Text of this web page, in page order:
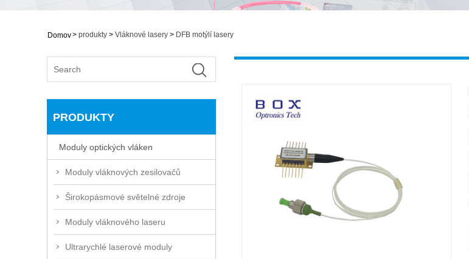
Domov> produkty > Vláknové lasery > DFB motýlí lasery
PRODUKTY
Moduly optických vláken
Moduly vláknových zesilovačů
Širokopásmové světelné zdroje
Moduly vláknového laseru
Ultrarychlé laserové moduly